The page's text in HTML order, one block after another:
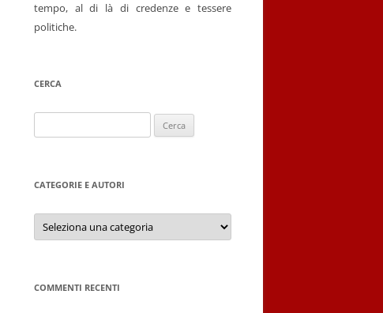
tempo, al di là di credenze e tessere
politiche.
CERCA
per:
CATEGORIE E AUTORI
Categorie
autori
COMMENTI RECENTI